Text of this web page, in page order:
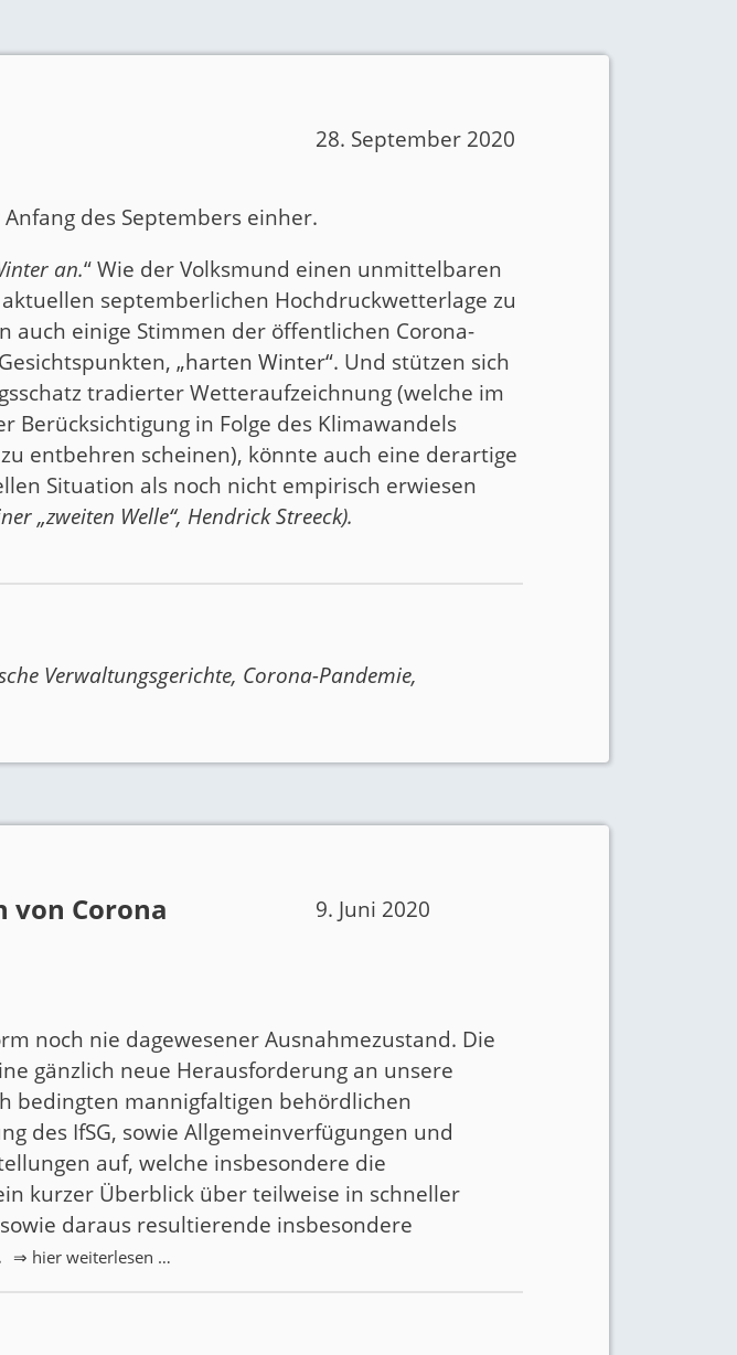
28. September 2020
des Septembers einher.
an.“ Wie der Volksmund einen unmittelbaren
septemberlichen Hochdruckwetterlage zu
einige Stimmen der öffentlichen Corona-
„harten Winter“. Und stützen sich
tradierter Wetteraufzeichnung (welche im
Berücksichtigung in Folge des Klimawandels
entbehren scheinen), könnte auch eine derartige
Situation als noch nicht empirisch erwiesen
„zweiten Welle“, Hendrick Streeck).
Verwaltungsgerichte, Corona-Pandemie,
von Corona 9. Juni 2020
noch nie dagewesener Ausnahmezustand. Die
gänzlich neue Herausforderung an unsere
bedingten mannigfaltigen behördlichen
des IfSG, sowie Allgemeinverfügungen und
auf, welche insbesondere die
kurzer Überblick über teilweise in schneller
daraus resultierende insbesondere
⇒ hier weiterlesen …